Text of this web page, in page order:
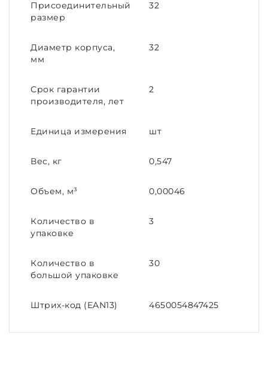
Присоединительный
размер
32
Диаметр корпуса,
мм
32
Срок гарантии
производителя, лет
2
Единица измерения шт
Вес, кг 0,547
Объем, м³ 0,00046
Количество в
упаковке
3
Количество в
большой упаковке
30
Штрих-код (EAN13) 4650054847425